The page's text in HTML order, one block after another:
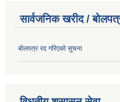
सार्वजनिक खरीद /
बोलपत्र रद गरिएको सुचना